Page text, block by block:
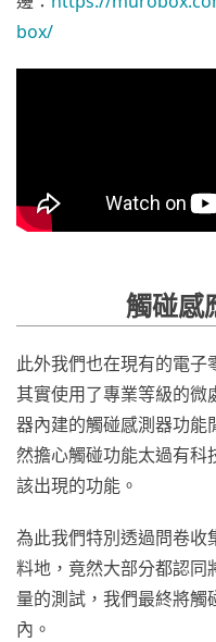
box/
觸碰感
此外我們也在現有的電
其實使用了專業等級的微
器內建的觸碰感測器功能
然擔心觸碰功能太過有科
該出現的功能。
為此我們特別透過問卷收
料地，竟然大部分都認同
量的測試，我們最終將
內。